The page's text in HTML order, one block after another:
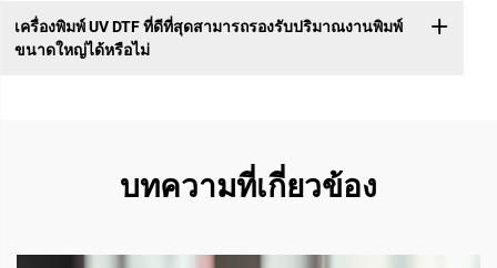
เครื่องพิมพ์ UV DTF ที่ดีที่สุดสามารถรองรับปริมาณงานพิมพ์
ขนาดใหญ่ได้หรือไม่
บทความที่เกี่ยวข้อง